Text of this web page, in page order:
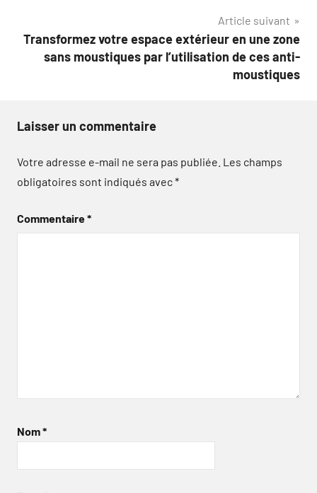
Article suivant
Transformez votre espace extérieur en une zone
sans moustiques par l’utilisation de ces anti-
moustiques
Laisser un commentaire
Votre adresse e-mail ne sera pas publiée. Les champs
obligatoires sont indiqués avec*
Commentaire*
Nom*